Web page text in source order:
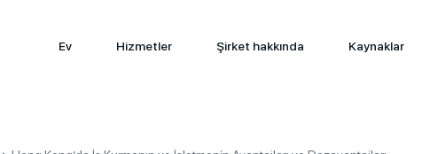
Ev Hizmetler Şirket hakkında Kaynaklar